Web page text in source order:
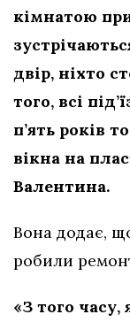
кімнатою
двір, ніхто
того, всі
п’ять років
вікна на
Валентина.
Вона додає,
робили
«З того